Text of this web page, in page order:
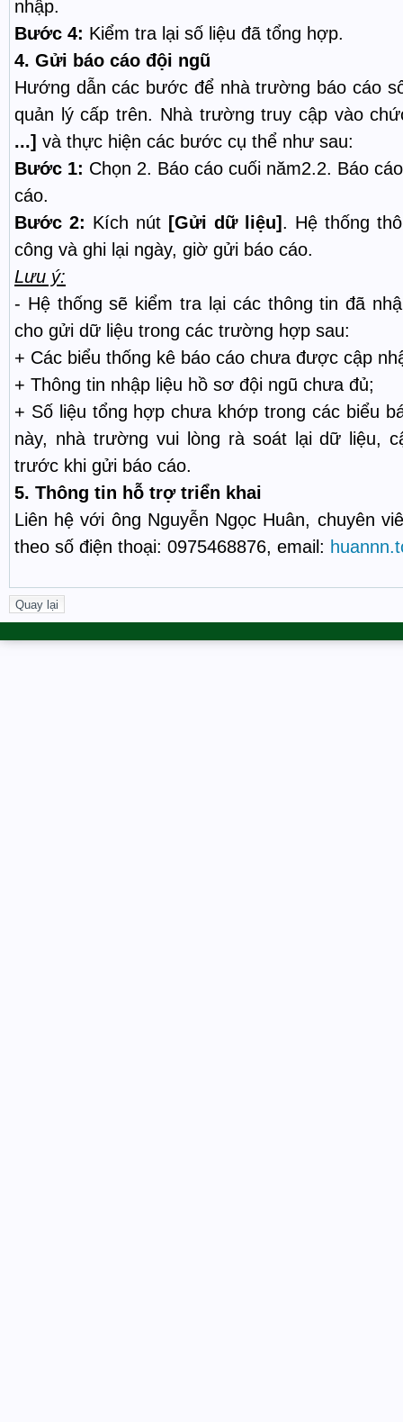
nhập.
Bước 4: Kiểm tra lại số liệu đã tổng hợp.
4. Gửi báo cáo đội ngũ
Hướng dẫn các bước để nhà trường báo cáo
quản lý cấp trên. Nhà trường truy cập vào
...] và thực hiện các bước cụ thể như sau:
Bước 1: Chọn 2. Báo cáo cuối năm2.2. Báo
cáo.
Bước 2: Kích nút [Gửi dữ liệu] . Hệ thống
công và ghi lại ngày, giờ gửi báo cáo.
Lưu ý:
- Hệ thống sẽ kiểm tra lại các thông tin đã
cho gửi dữ liệu trong các trường hợp sau:
+ Các biểu thống kê báo cáo chưa được cập
+ Thông tin nhập liệu hồ sơ đội ngũ chưa đủ;
+ Số liệu tổng hợp chưa khớp trong các biểu
này, nhà trường vui lòng rà soát lại dữ liệu,
trước khi gửi báo cáo.
5. Thông tin hỗ trợ triển khai
Liên hệ với ông Nguyễn Ngọc Huân, chuyên
theo số điện thoại: 0975468876, email: